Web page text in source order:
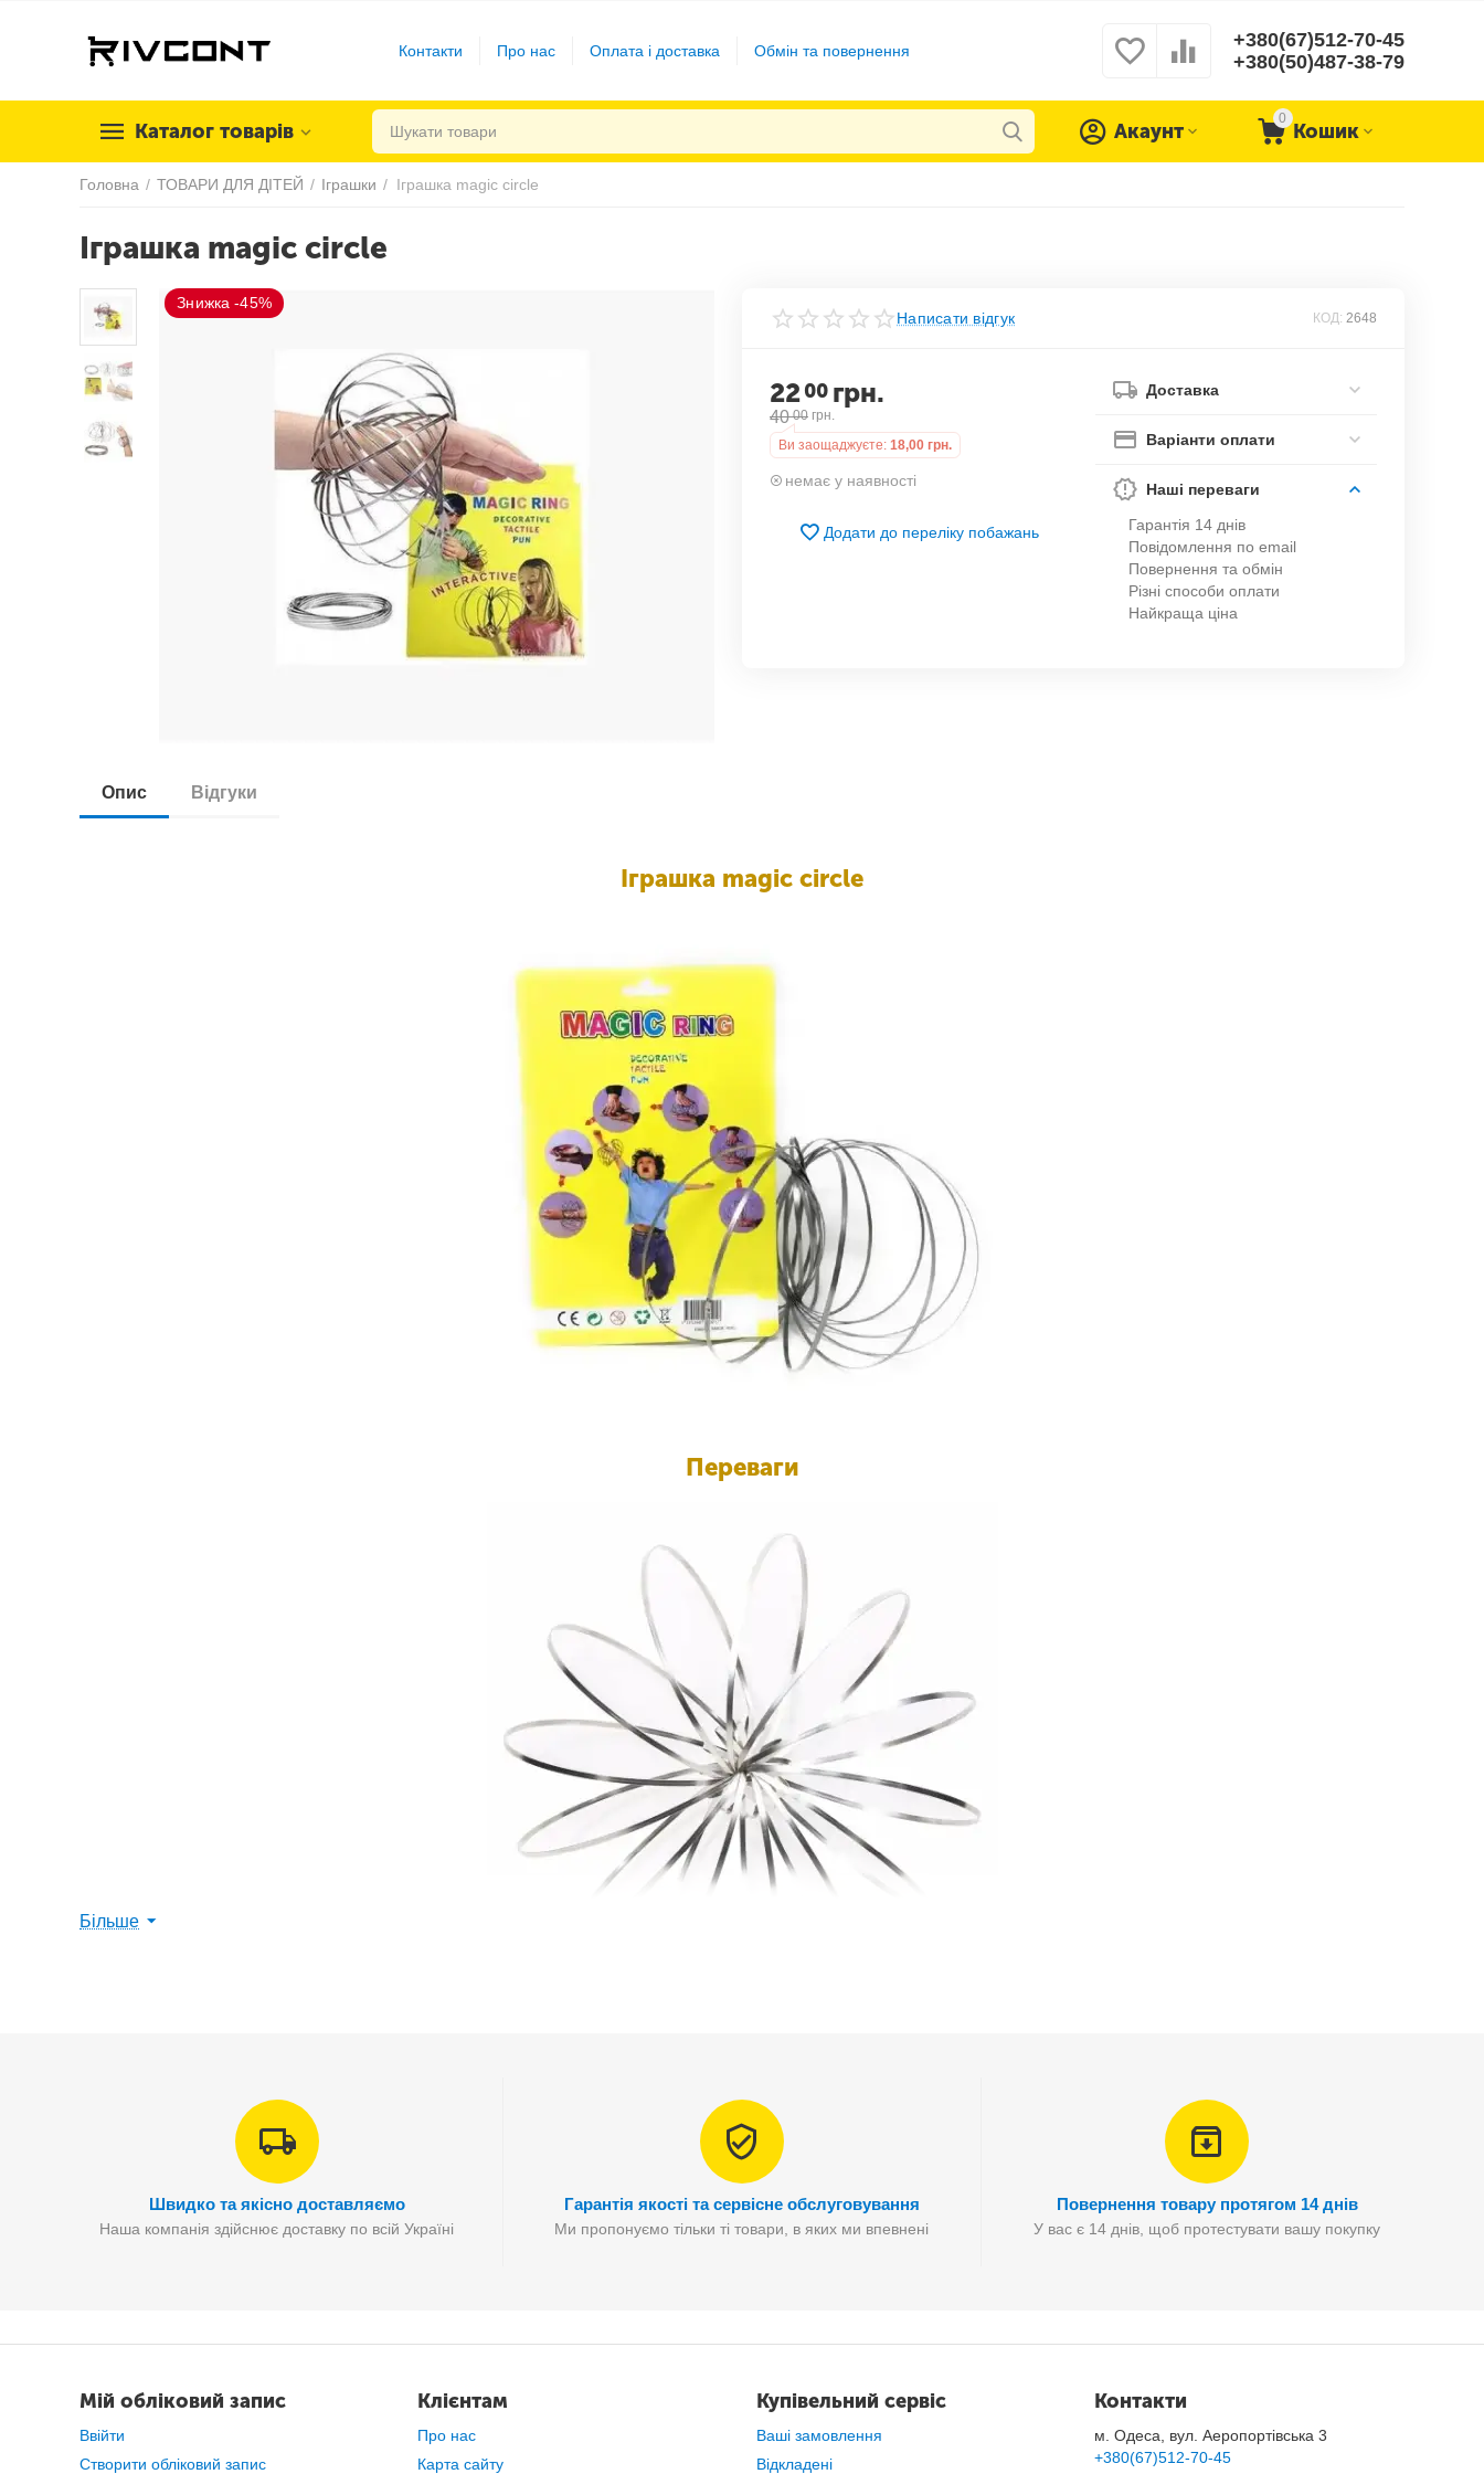
Контакти Про нас Оплата і доставка Обмін та повернення
+380(67)512-70-45
+380(50)487-38-79
Каталог товарів
0
Кошик
Акаунт
Головна / ТОВАРИ ДЛЯ ДІТЕЙ / Іграшки / Іграшка magic circle
Іграшка magic circle
Написати відгук КОД: 2648
2200 грн.
40 00 грн.
Ви заощаджуєте: 18,00 грн.
немає у наявності
Додати до переліку побажань
Доставка
Варіанти оплати
Наші переваги
Гарантія 14 днів
Повідомлення по email
Повернення та обмін
Різні способи оплати
Найкраща ціна
Опис Відгуки
Іграшка magic circle
Переваги
Більше
Швидко та якісно доставляємо
Наша компанія здійснює доставку по всій Україні
Гарантія якості та сервісне обслуговування
Ми пропонуємо тільки ті товари, в яких ми впевнені
Повернення товару протягом 14 днів
У вас є 14 днів, щоб протестувати вашу покупку
Мій обліковий запис
Ввійти
Створити обліковий запис
Клієнтам
Про нас
Карта сайту
Купівельний сервіс
Ваші замовлення
Відкладені
Контакти
м. Одеса, вул. Аеропортівська 3
+380(67)512-70-45